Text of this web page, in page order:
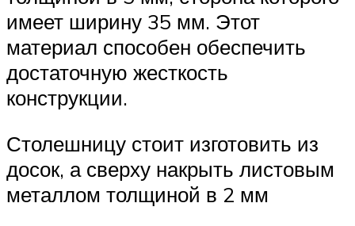
имеет ширину 35 мм. Этот
материал способен обеспечить
достаточную жесткость
конструкции.
Столешницу стоит изготовить из
досок, а сверху накрыть листовым
металлом толщиной в 2 мм